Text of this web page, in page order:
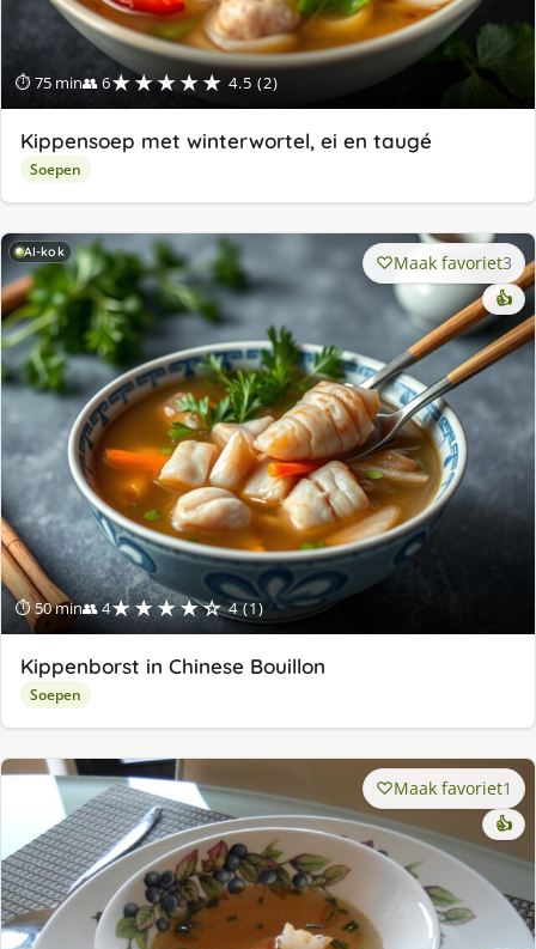
⏱ 75 min👥 6★★★★★ 4.5 (2)
Kippensoep met winterwortel, ei en taugé
Soepen
AI-kok
⏱ 50 min👥 4★★★★☆ 4 (1)
Maak favoriet3
👍
Kippenborst in Chinese Bouillon
Soepen
Maak favoriet1
👍